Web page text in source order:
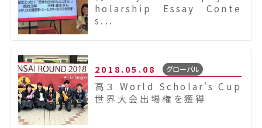
holarship Essay Conte
s...
2018.05.08 グローバル
高３ World Scholar’s Cup
世界大会出場権を獲得